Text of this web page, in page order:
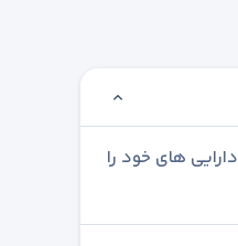
های خود را